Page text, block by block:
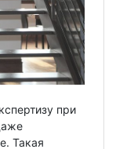
при
Такая